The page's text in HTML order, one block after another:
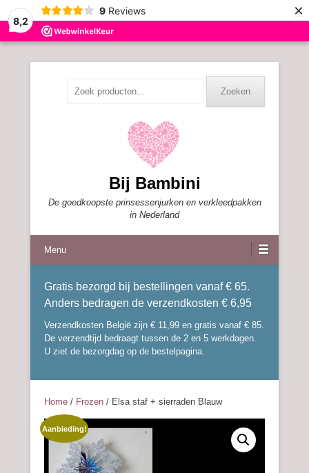
8,2
9 Reviews ×
Zoeken
Bij Bambini
De goedkoopste prinsessenjurken en verkleedpakken
in Nederland
Menu
Gratis bezorgd bij bestellingen vanaf € 65.
Anders bedragen de verzendkosten € 6,95
Verzendkosten België zijn € 11,99 en gratis vanaf € 85.
De verzendtijd bedraagt tussen de 2 en 5 werkdagen.
U ziet de bezorgdag op de bestelpagina.
Home / Frozen / Elsa staf + sierraden Blauw
Aanbieding!